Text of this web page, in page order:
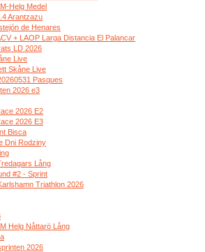
Helg Medel
Arantzazu
de Henares
+ LAOP Larga Distancia El Palancar
LD 2026
Live
Skåne Live
Pasques
2026 e3
2026 E2
2026 E3
Bisca
Dni Rodziny
Lång
#2 - Sprint
Triathlon 2026
Helg Nåttarö Lång
2026